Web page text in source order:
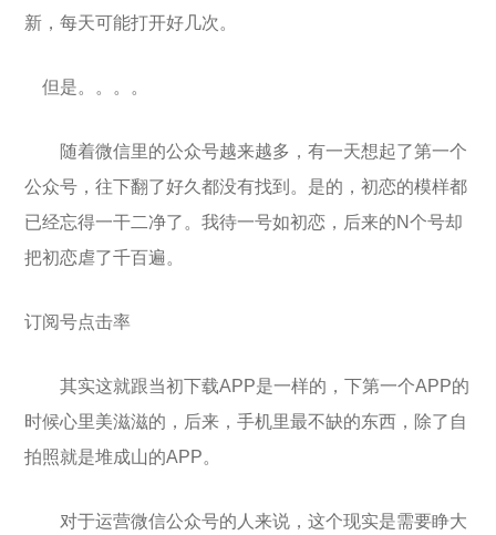
新，每天可能打开好几次。
但是。。。。
随着微信里的公众号越来越多，有一天想起了第一个
公众号，往下翻了好久都没有找到。是的，初恋的模样都
已经忘得一干二净了。我待一号如初恋，后来的N个号却
把初恋虐了千百遍。
订阅号点击率
其实这就跟当初下载APP是一样的，下第一个APP的
时候心里美滋滋的，后来，手机里最不缺的东西，除了自
拍照就是堆成山的APP。
对于运营微信公众号的人来说，这个现实是需要睁大